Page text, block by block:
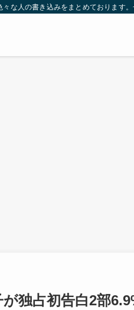
な人の書き込みをまとめております
が独占初告白2部